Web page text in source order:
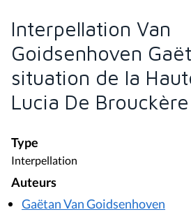
Interpellation Van
Goidsenhoven
situation de la
Lucia De Brouckère
Type
Interpellation
Auteurs
Gaëtan Van Goidsenhoven